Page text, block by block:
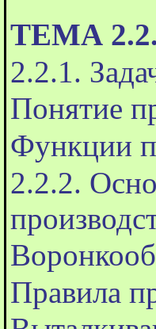
ТЕМА 2.2.
2.2.1.
Понятие
Функции
2.2.2.
Правила